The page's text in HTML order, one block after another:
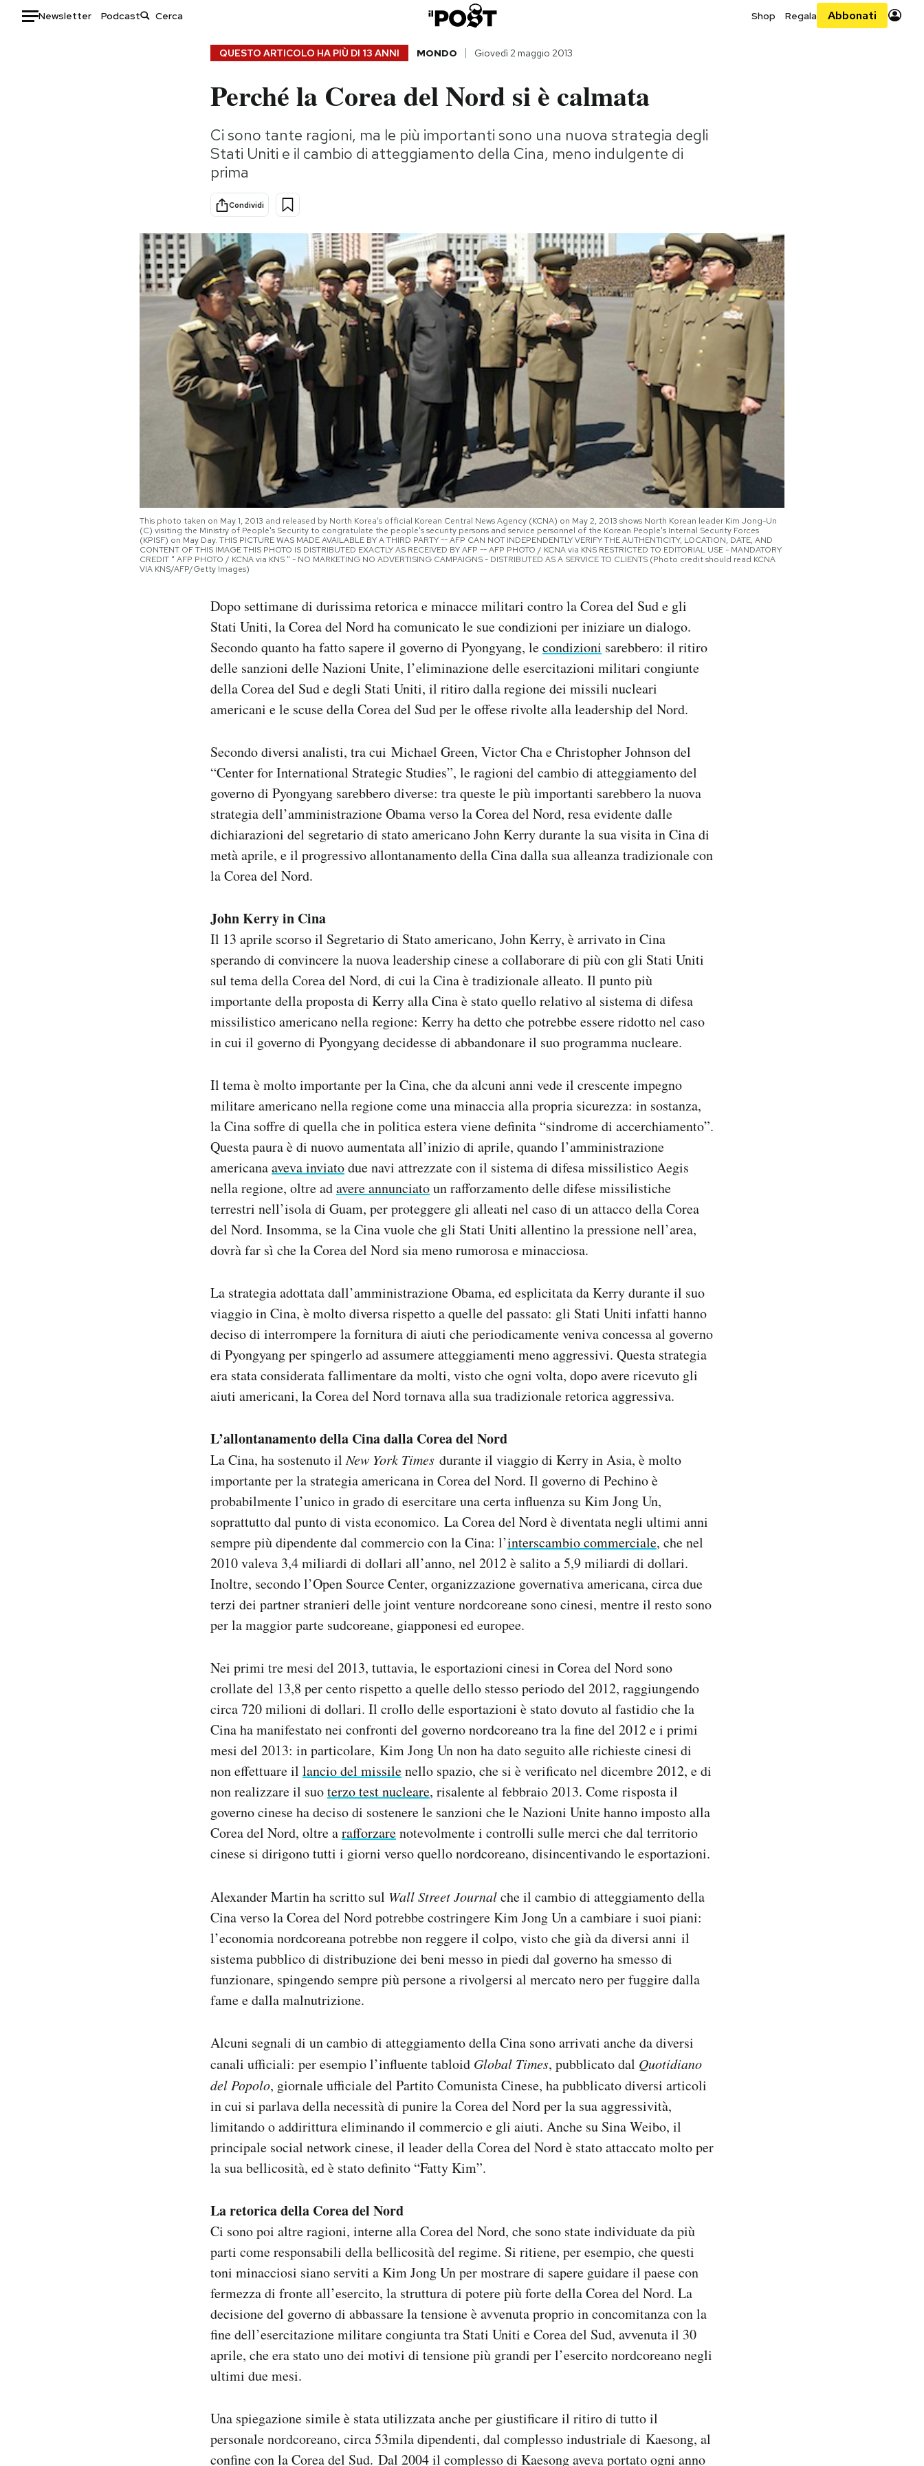
Newsletter Podcast Shop Regala Abbonati
Consumismi
Storie/Idee
Ok Boomer!
Europa
Altrecose
Mondiali calcio 2026
AREA PERSONALE
QUESTO ARTICOLO HA PIÙ DI 13 ANNI MONDO Giovedì 2 maggio 2013
Perché la Corea del Nord si è calmata
Ci sono tante ragioni, ma le più importanti sono una nuova strategia degli
Stati Uniti e il cambio di atteggiamento della Cina, meno indulgente di
prima
Condividi
This photo taken on May 1, 2013 and released by North Korea's official Korean Central News Agency (KCNA) on May 2, 2013 shows North Korean leader Kim Jong-Un
(C) visiting the Ministry of People's Security to congratulate the people's security persons and service personnel of the Korean People's Internal Security Forces
(KPISF) on May Day. THIS PICTURE WAS MADE AVAILABLE BY A THIRD PARTY -- AFP CAN NOT INDEPENDENTLY VERIFY THE AUTHENTICITY, LOCATION, DATE, AND
CONTENT OF THIS IMAGE THIS PHOTO IS DISTRIBUTED EXACTLY AS RECEIVED BY AFP -- AFP PHOTO / KCNA via KNS RESTRICTED TO EDITORIAL USE - MANDATORY
CREDIT " AFP PHOTO / KCNA via KNS " - NO MARKETING NO ADVERTISING CAMPAIGNS - DISTRIBUTED AS A SERVICE TO CLIENTS (Photo credit should read KCNA
VIA KNS/AFP/Getty Images)
Dopo settimane di durissima retorica e minacce militari contro la Corea del Sud e gli
Stati Uniti, la Corea del Nord ha comunicato le sue condizioni per iniziare un dialogo.
Secondo quanto ha fatto sapere il governo di Pyongyang, lecondizioni sarebbero: il ritiro
delle sanzioni delle Nazioni Unite, l’eliminazione delle esercitazioni militari congiunte
della Corea del Sud e degli Stati Uniti, il ritiro dalla regione dei missili nucleari
americani e le scuse della Corea del Sud per le offese rivolte alla leadership del Nord.
Secondo diversi analisti, tra cui Michael Green, Victor Cha e Christopher Johnson del
“Center for International Strategic Studies”, le ragioni del cambio di atteggiamento del
governo di Pyongyang sarebbero diverse: tra queste le più importanti sarebbero la nuova
strategia dell’amministrazione Obama verso la Corea del Nord, resa evidente dalle
dichiarazioni del segretario di stato americano John Kerry durante la sua visita in Cina di
metà aprile, e il progressivo allontanamento della Cina dalla sua alleanza tradizionale con
la Corea del Nord.
John Kerry in Cina
Il 13 aprile scorso il Segretario di Stato americano, John Kerry, è arrivato in Cina
sperando di convincere la nuova leadership cinese a collaborare di più con gli Stati Uniti
sul tema della Corea del Nord, di cui la Cina è tradizionale alleato. Il punto più
importante della proposta di Kerry alla Cina è stato quello relativo al sistema di difesa
missilistico americano nella regione: Kerry ha detto che potrebbe essere ridotto nel caso
in cui il governo di Pyongyang decidesse di abbandonare il suo programma nucleare.
Il tema è molto importante per la Cina, che da alcuni anni vede il crescente impegno
militare americano nella regione come una minaccia alla propria sicurezza: in sostanza,
la Cina soffre di quella che in politica estera viene definita “sindrome di accerchiamento”.
Questa paura è di nuovo aumentata all’inizio di aprile, quando l’amministrazione
americanaaveva inviatodue navi attrezzate con il sistema di difesa missilistico Aegis
nella regione, oltre adavere annunciatoun rafforzamento delle difese missilistiche
terrestri nell’isola di Guam, per proteggere gli alleati nel caso di un attacco della Corea
del Nord. Insomma, se la Cina vuole che gli Stati Uniti allentino la pressione nell’area,
dovrà far sì che la Corea del Nord sia meno rumorosa e minacciosa.
La strategia adottata dall’amministrazione Obama, ed esplicitata da Kerry durante il suo
viaggio in Cina, è molto diversa rispetto a quelle del passato: gli Stati Uniti infatti hanno
deciso di interrompere la fornitura di aiuti che periodicamente veniva concessa al governo
di Pyongyang per spingerlo ad assumere atteggiamenti meno aggressivi. Questa strategia
era stata considerata fallimentare da molti, visto che ogni volta, dopo avere ricevuto gli
aiuti americani, la Corea del Nord tornava alla sua tradizionale retorica aggressiva.
L’allontanamento della Cina dalla Corea del Nord
La Cina, ha sostenuto ilNew York Times durante il viaggio di Kerry in Asia, è molto
importante per la strategia americana in Corea del Nord. Il governo di Pechino è
probabilmente l’unico in grado di esercitare una certa influenza su Kim Jong Un,
soprattutto dal punto di vista economico. La Corea del Nord è diventata negli ultimi anni
sempre più dipendente dal commercio con la Cina: l’interscambio commerciale, che nel
2010 valeva 3,4 miliardi di dollari all’anno, nel 2012 è salito a 5,9 miliardi di dollari.
Inoltre, secondo l’Open Source Center, organizzazione governativa americana, circa due
terzi dei partner stranieri delle joint venture nordcoreane sono cinesi, mentre il resto sono
per la maggior parte sudcoreane, giapponesi ed europee.
Nei primi tre mesi del 2013, tuttavia, le esportazioni cinesi in Corea del Nord sono
crollate del 13,8 per cento rispetto a quelle dello stesso periodo del 2012, raggiungendo
circa 720 milioni di dollari. Il crollo delle esportazioni è stato dovuto al fastidio che la
Cina ha manifestato nei confronti del governo nordcoreano tra la fine del 2012 e i primi
mesi del 2013: in particolare, Kim Jong Un non ha dato seguito alle richieste cinesi di
non effettuare il lancio del missilenello spazio, che si è verificato nel dicembre 2012, e di
non realizzare il suoterzo test nucleare, risalente al febbraio 2013. Come risposta il
governo cinese ha deciso di sostenere le sanzioni che le Nazioni Unite hanno imposto alla
Corea del Nord, oltre arafforzarenotevolmente i controlli sulle merci che dal territorio
cinese si dirigono tutti i giorni verso quello nordcoreano, disincentivando le esportazioni.
Alexander Martin ha scritto sul Wall Street Journalche il cambio di atteggiamento della
Cina verso la Corea del Nord potrebbe costringere Kim Jong Un a cambiare i suoi piani:
l’economia nordcoreana potrebbe non reggere il colpo, visto che già da diversi anni il
sistema pubblico di distribuzione dei beni messo in piedi dal governo ha smesso di
funzionare, spingendo sempre più persone a rivolgersi al mercato nero per fuggire dalla
fame e dalla malnutrizione.
Alcuni segnali di un cambio di atteggiamento della Cina sono arrivati anche da diversi
canali ufficiali: per esempio l’influente tabloid Global Times, pubblicato dal Quotidiano
del Popolo, giornale ufficiale del Partito Comunista Cinese, ha pubblicato diversi articoli
in cui si parlava della necessità di punire la Corea del Nord per la sua aggressività,
limitando o addirittura eliminando il commercio e gli aiuti. Anche su Sina Weibo, il
principale social network cinese, il leader della Corea del Nord è stato attaccato molto per
la sua bellicosità, ed è stato definito “Fatty Kim”.
La retorica della Corea del Nord
Ci sono poi altre ragioni, interne alla Corea del Nord, che sono state individuate da più
parti come responsabili della bellicosità del regime. Si ritiene, per esempio, che questi
toni minacciosi siano serviti a Kim Jong Un per mostrare di sapere guidare il paese con
fermezza di fronte all’esercito, la struttura di potere più forte della Corea del Nord. La
decisione del governo di abbassare la tensione è avvenuta proprio in concomitanza con la
fine dell’esercitazione militare congiunta tra Stati Uniti e Corea del Sud, avvenuta il 30
aprile, che era stato uno dei motivi di tensione più grandi per l’esercito nordcoreano negli
ultimi due mesi.
Una spiegazione simile è stata utilizzata anche per giustificare il ritiro di tutto il
personale nordcoreano, circa 53mila dipendenti, dal complesso industriale di Kaesong, al
confine con la Corea del Sud. Dal 2004 il complesso di Kaesong aveva portato ogni anno